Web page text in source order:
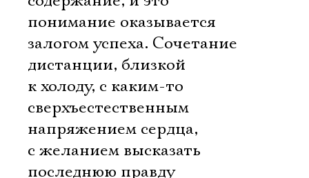
понимание оказывается
залогом успеха. Сочетание
дистанции, близкой
к холоду, с каким-то
сверхъестественным
напряжением сердца,
с желанием высказать
последнюю правду